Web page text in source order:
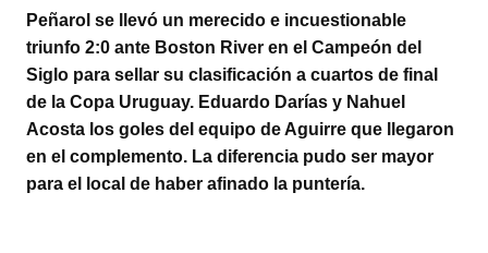
t
t
e
a
t
s
p
p
a
c
e
o
o
C
o
m
a
r
Peñarol se llevó un merecido e incuestionable
triunfo 2:0 ante Boston River en el Campeón del
Siglo para sellar su clasificación a cuartos de final
de la Copa Uruguay. Eduardo Darías y Nahuel
Acosta los goles del equipo de Aguirre que llegaron
en el complemento. La diferencia pudo ser mayor
para el local de haber afinado la puntería.